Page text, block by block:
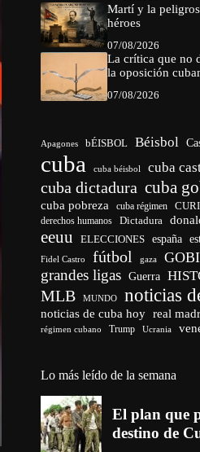
Martí y la
héroes
07/08/2026
La crítica que no
la oposición
07/08/2026
Apagones bÉISBOL Béisbol
cuba cuba béisbol cuba
cuba dictadura cuba
cuba pobreza cuba régimen
derechos humanos Dictadura
eeuu ELECCIONES españa
Fidel Castro fútbol gaza
grandes ligas Guerra
MLB MUNDO noticias
noticias de cuba hoy real
régimen cubano Trump Ucrania
Lo más leído de la semana